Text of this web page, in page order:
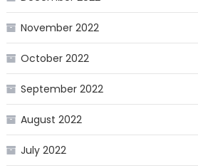
November 2022
October 2022
September 2022
August 2022
July 2022